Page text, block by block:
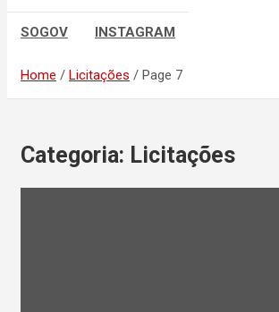
SOGOV INSTAGRAM
Home Licitações Page 7
Categoria: Licitações